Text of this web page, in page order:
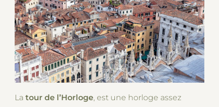
La tour de l’Horloge, est une horloge assez